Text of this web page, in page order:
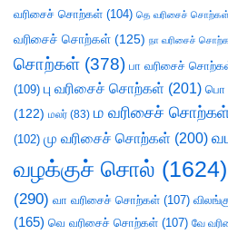
வரிசைச் சொற்கள் (104) தெ வரிசைச் சொற்கள்
வரிசைச் சொற்கள் (125) நா வரிசைச்
சொற்கள் (378) பா வரிசைச்
(109) பு வரிசைச் சொற்கள் (201) பொ
(122) மலர் (83) ம வரிசைச்
(102) மு வரிசைச் சொற்கள் (200)
வழக்குச் சொல் (1624)
(290) வா வரிசைச் சொற்கள் (107)
(165) வெ வரிசைச் சொற்கள் (107) வே